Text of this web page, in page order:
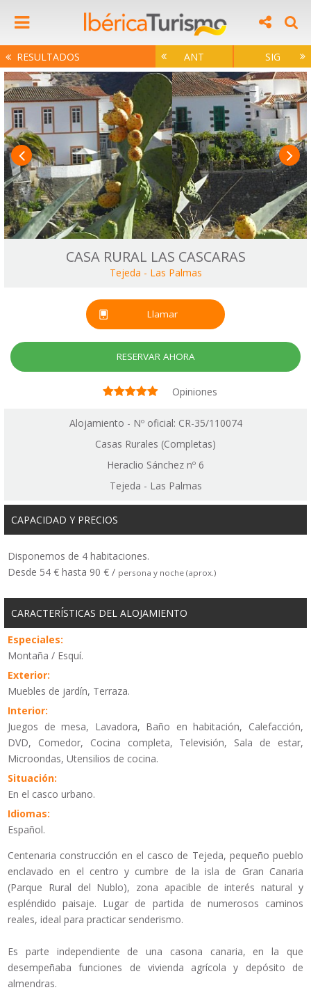
RESULTADOS ANT SIG
CASA RURAL LAS CASCARAS
Tejeda - Las Palmas
Llamar
RESERVAR AHORA
Opiniones
Alojamiento - Nº oficial: CR-35/110074
Casas Rurales (Completas)
Heraclio Sánchez nº 6
Tejeda - Las Palmas
CAPACIDAD Y PRECIOS
Disponemos de 4 habitaciones.
Desde 54 € hasta 90 € / persona y noche (aprox.)
CARACTERÍSTICAS DEL ALOJAMIENTO
Especiales:
Montaña / Esquí.
Exterior:
Muebles de jardín, Terraza.
Interior:
Juegos de mesa, Lavadora, Baño en habitación, Calefacción,
DVD, Comedor, Cocina completa, Televisión, Sala de estar,
Microondas, Utensilios de cocina.
Situación:
En el casco urbano.
Idiomas:
Español.
Centenaria construcción en el casco de Tejeda, pequeño pueblo
enclavado en el centro y cumbre de la isla de Gran Canaria
(Parque Rural del Nublo), zona apacible de interés natural y
espléndido paisaje. Lugar de partida de numerosos caminos
reales, ideal para practicar senderismo.
Es parte independiente de una casona canaria, en la que
desempeñaba funciones de vivienda agrícola y depósito de
almendras.